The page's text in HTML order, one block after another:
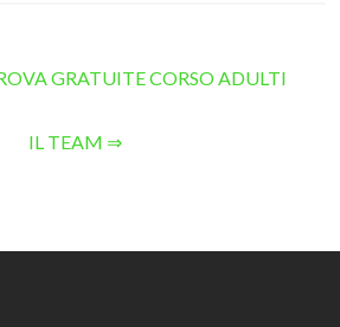
GRATUITE CORSO ADULTI
IL TEAM ⇒